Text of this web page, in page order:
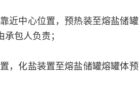
近中心位置，预热装至熔盐储罐
包人负责；
，化盐装置至熔盐储罐熔罐体预